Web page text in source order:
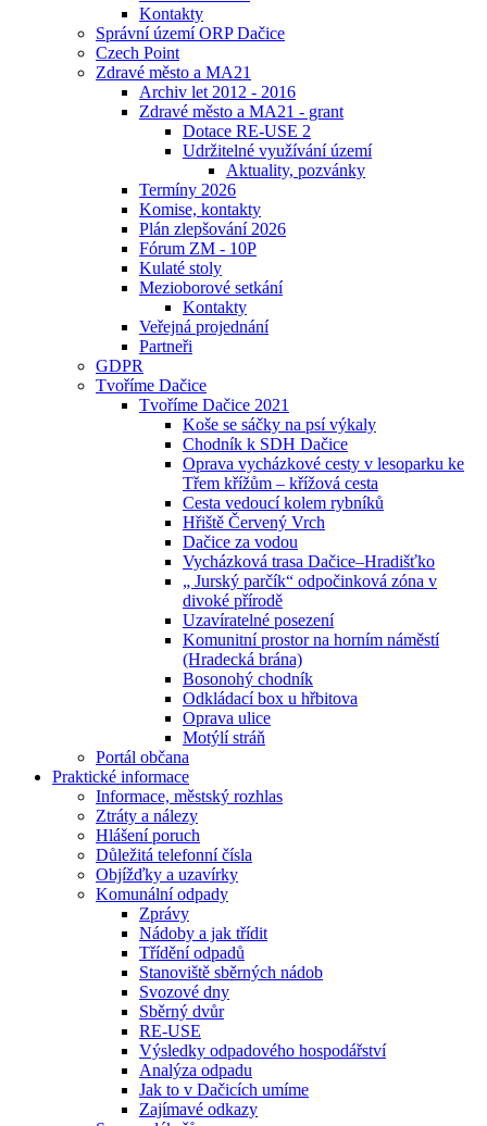
Kontakty
Správní území ORP Dačice
Czech Point
Zdravé město a MA21
Archiv let 2012 - 2016
Zdravé město a MA21 - grant
Dotace RE-USE 2
Udržitelné využívání území
Aktuality, pozvánky
Termíny 2026
Komise, kontakty
Plán zlepšování 2026
Fórum ZM - 10P
Kulaté stoly
Mezioborové setkání
Kontakty
Veřejná projednání
Partneři
GDPR
Tvoříme Dačice
Tvoříme Dačice 2021
Koše se sáčky na psí výkaly
Chodník k SDH Dačice
Oprava vycházkové cesty v lesoparku ke
Třem křížům – křížová cesta
Cesta vedoucí kolem rybníků
Hřiště Červený Vrch
Dačice za vodou
Vycházková trasa Dačice–Hradišťko
„ Jurský parčík“ odpočinková zóna v
divoké přírodě
Uzavíratelné posezení
Komunitní prostor na horním náměstí
(Hradecká brána)
Bosonohý chodník
Odkládací box u hřbitova
Oprava ulice
Motýlí stráň
Portál občana
Praktické informace
Informace, městský rozhlas
Ztráty a nálezy
Hlášení poruch
Důležitá telefonní čísla
Objížďky a uzavírky
Komunální odpady
Zprávy
Nádoby a jak třídit
Třídění odpadů
Stanoviště sběrných nádob
Svozové dny
Sběrný dvůr
RE-USE
Výsledky odpadového hospodářství
Analýza odpadu
Jak to v Dačicích umíme
Zajímavé odkazy